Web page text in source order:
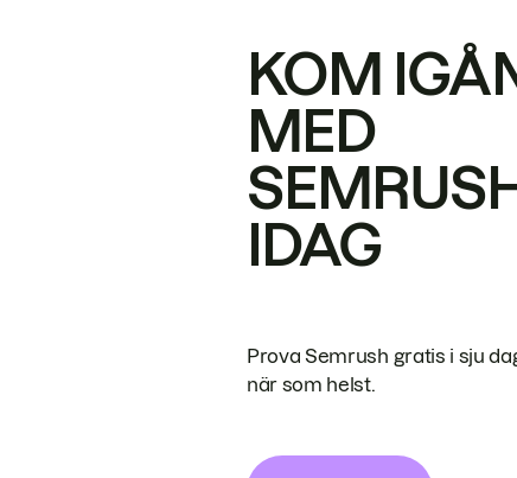
KOM
MED
IDAG
Prova Semrush gratis i sju
när som helst.